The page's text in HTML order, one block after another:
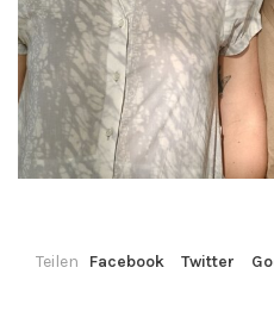
Teilen Facebook Twitter